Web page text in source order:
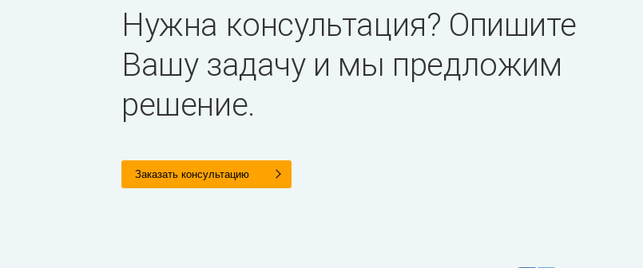
Нужна консультация? Опишите
Вашу задачу и мы предложим
решение.
Заказать консультацию